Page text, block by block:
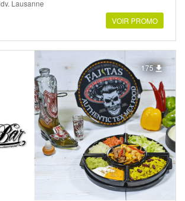
Lausanne
VOIR PROMO
175